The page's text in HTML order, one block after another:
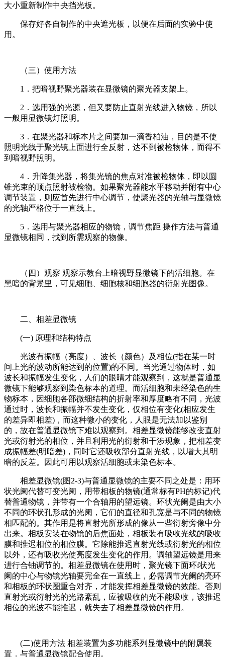
大小重新制作中央挡光板。
保存好各自制作的中央遮光板，以便在后面的实验中使
用。
（三）使用方法
1．把暗视野聚光器装在显微镜的聚光器支架上。
2．选用强的光源，但又要防止直射光线进入物镜，所以
一般用显微镜灯照明。
3．在聚光器和标本片之间要加一滴香柏油，目的是不使
照明光线于聚光镜上面进行全反射，达不到被检物体，而得不
到暗视野照明。
4．升降集光器，将集光镜的焦点对准被检物体，即以圆
锥光束的顶点照射被检物。如果聚光器能水平移动并附有中心
调节装置，则应首先进行中心调节，使聚光器的光轴与显微镜
的光轴严格位于一直线上。
5．选用与聚光器相应的物镜，调节焦距 操作方法与普通
显微镜相同，找到所需观察的物像。
（四）观察 观察示教台上暗视野显微镜下的活细胞。在
黑暗的背景里，可见细胞、细胞核和细胞器的衍射光图像。
二、相差显微镜
(一) 原理和结构特点
光波有振幅（亮度）、波长（颜色）及相位(指在某一时
间上光的波动所能达到的位置)的不同。当光通过物体时，如
波长和振幅发生变化，人们的眼睛才能观察到，这就是普通显
微镜下能够观察到染色标本的道理。而活细胞和未经染色的生
物标本，因细胞各部微细结构的折射率和厚度略有不同，光波
通过时，波长和振幅并不发生变化，仅相位有变化(相应发生
的差异即相差)，而这种微小的变化，人眼是无法加以鉴别
的，故在普通显微镜下难以观察到。相差显微镜能够改变直射
光或衍射光的相位，并且利用光的衍射和干涉现象，把相差变
成振幅差(明暗差)，同时它还吸收部分直射光线，以增大其明
暗的反差。因此可用以观察活细胞或未染色标本。
相差显微镜(图2-3)与普通显微镜的主要不同之处是：用环
状光阑代替可变光阑，用带相板的物镜(通常标有PH的标记)代
替普通物镜，并带有一个合轴用的望远镜。环状光阑是由大小
不同的环状孔形成的光阑，它们的直径和孔宽是与不同的物镜
相匹配的。其作用是将直射光所形成的像从一些衍射旁像中分
出来。相板安装在物镜的后焦面处，相板装有吸收光线的吸收
膜和推迟相位的相位膜。它除能推迟直射光线或衍射光的相位
以外，还有吸收光使亮度发生变化的作用。调轴望远镜是用来
进行合铀调节的。相差显微镜在使用时，聚光镜下面环f状光
阑的中心与物镜光轴要完全在一直线上，必需调节光阑的亮环
和相板的环状圈重合对齐，才能发挥相差显微镜的效能。否则
直射光或衍射光的光路紊乱，应被吸收的光不能吸收，该推迟
相位的光波不能推迟，就失去了相差显微镜的作用。
(二)使用方法 相差装置为多功能系列显微镜中的附属装
置．与普通显微镜配合使用。